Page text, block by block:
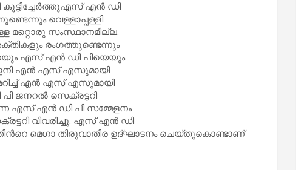
എൻ ഡി
വെള്ളാപ്പള്ളി
മറ്റൊരു സംസ്ഥാനമില്ല.
രംഗത്തുണ്ടെന്നും
എസ് എൻ ഡി പിയെയും
ഇനി എൻ എസ് എസുമായി
മറിച്ച് എൻ എസ് എസുമായി
ജനറൽ സെക്രട്ടറി
എസ് എൻ ഡി പി സമ്മേളനം
വിവരിച്ചു. എസ് എൻ ഡി
മെഗാ തിരുവാതിര ഉദ്ഘാടനം ചെയ്തുകൊണ്ടാണ്